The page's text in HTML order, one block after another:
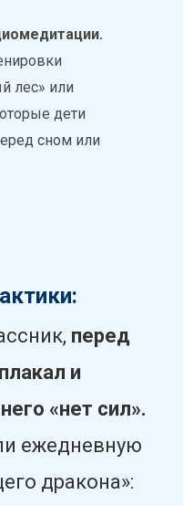
лес» или
дети
сном или
перед
и
«нет сил».
ежедневную
дракона»: